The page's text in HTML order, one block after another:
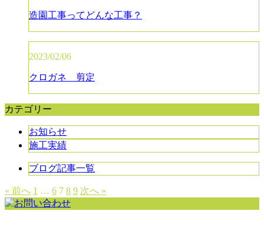
造園工事ってどんな工事？
2023/02/06
クロガネ 剪定
カテゴリー
お知らせ
施工実績
ブログ記事一覧
« 前へ 1 … 6 7 8 9 次へ »